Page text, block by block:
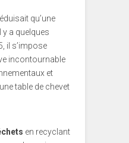
qu’une
y a quelques
il s’impose
incontournable
et
table de chevet
en recyclant